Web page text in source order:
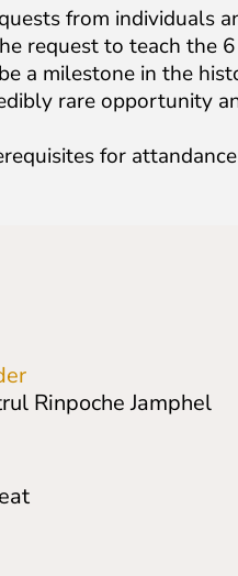
from individuals
request to teach the
a milestone in the
rare opportunity
for
Rinpoche Jamphel